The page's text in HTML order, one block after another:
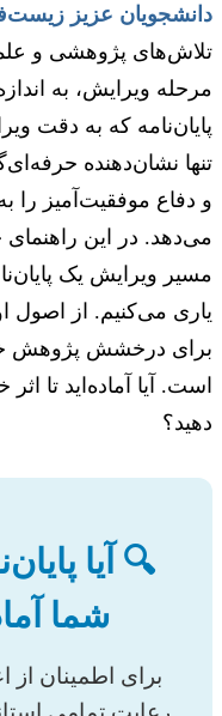
عزیز
پژوهشی و علمی
ویرایش، به اندازه
که به دقت
نشان‌دهنده
موفقیت‌آمیز را به
در این راهنمای
ویرایش یک
می‌کنیم. از اصول
درخشش پژوهش خود
آیا آماده‌اید تا اثر
🔍 آیا
شما
برای اطمینان از